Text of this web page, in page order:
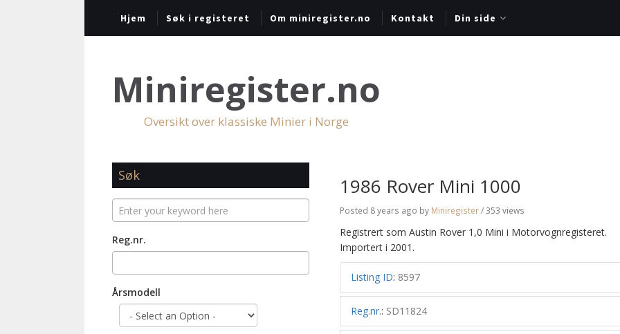
Hjem Søk i registeret Om miniregister.no Kontakt Din side
Miniregister.no
Oversikt over klassiske Minier i Norge
1986 Rover Mini 1000
Posted 8 years ago by Miniregister/ 353 views
Registrert som Austin Rover 1,0 Mini i Motorvognregisteret.
Importert i 2001.
Listing ID: 8597
Reg.nr.: SD11824
Søk
Reg.nr.
Årsmodell